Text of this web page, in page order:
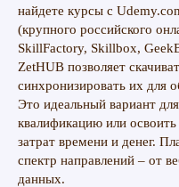
найдете курсы с
(крупного российского
SkillFactory, Skillbox,
ZetHUB позволяет
синхронизировать их для
Это идеальный вариант
квалификацию или
затрат времени и денег.
спектр направлений – от
данных.